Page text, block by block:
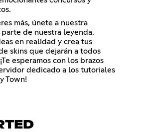
más, únete a nuestra
de nuestra leyenda.
en realidad y crea tus
skins que dejarán a todos
esperamos con los brazos
dedicado a los tutoriales
Town!